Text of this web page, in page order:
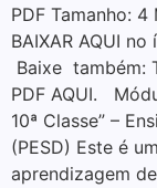
PDF Tamanho:
BAIXAR AQUI
Baixe também:
PDF AQUI.
10ª Classe” –
(PESD) Este é
aprendizagem